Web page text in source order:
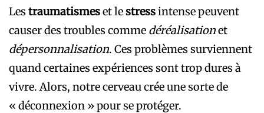
Les traumatismeset lestressintense peuvent
causer des troubles comme déréalisationet
dépersonnalisation. Ces problèmes surviennent
quand certaines expériences sont trop dures à
vivre. Alors, notre cerveau crée une sorte de
« déconnexion » pour se protéger.